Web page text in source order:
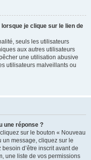
je clique sur le lien de
seuls les utilisateurs
aux autres utilisateurs
une utilisation abusive
utilisateurs malveillants ou
une réponse ?
sur le bouton « Nouveau
un message, cliquez sur le
d’être inscrit avant de
une liste de vos permissions